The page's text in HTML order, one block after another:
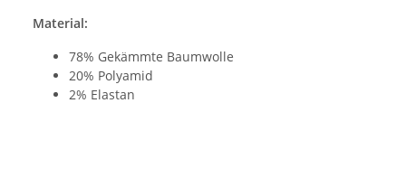
Material:
78% Gekämmte Baumwolle
20% Polyamid
2% Elastan